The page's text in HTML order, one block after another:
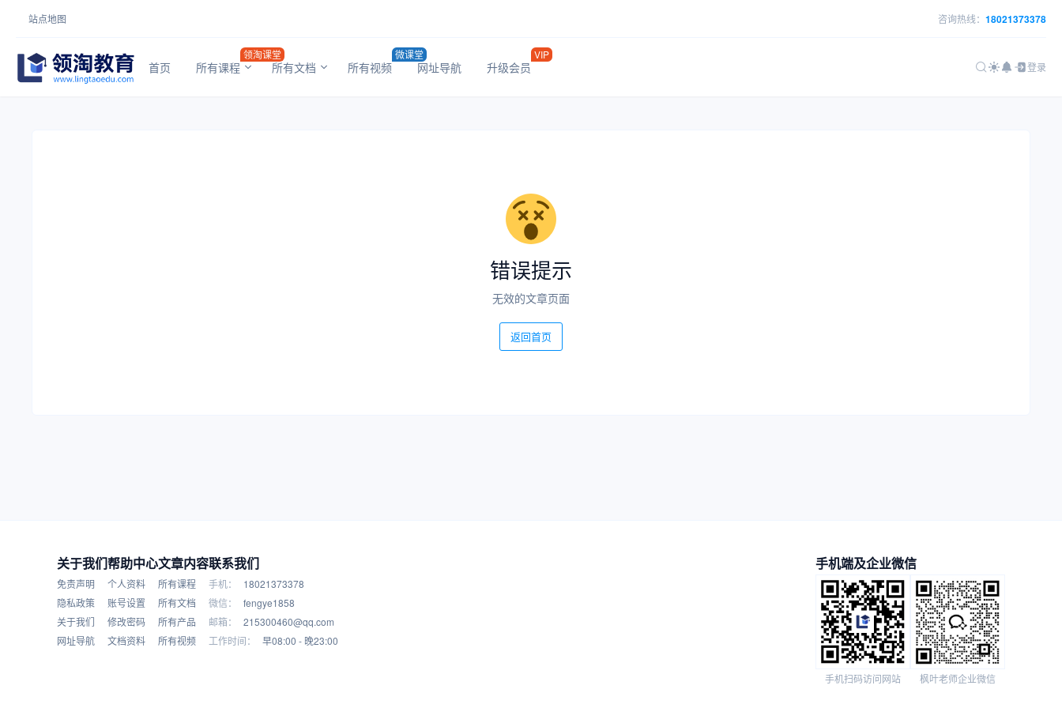
站点地图 咨询热线： 18021373378
首页 所有课程
领淘课堂
所有文档 所有视频
微课堂
网址导航 升级会员
VIP
登录
错误提示
无效的文章页面
返回首页
关于我们
免责声明
隐私政策
关于我们
网址导航
帮助中心
个人资料
账号设置
修改密码
文档资料
文章内容
所有课程
所有文档
所有产品
所有视频
联系我们
手机：
18021373378
微信：
fengye1858
邮箱：
215300460@qq.com
工作时间：
早08:00 - 晚23:00
手机端及企业微信
手机扫码访问网站 枫叶老师企业微信